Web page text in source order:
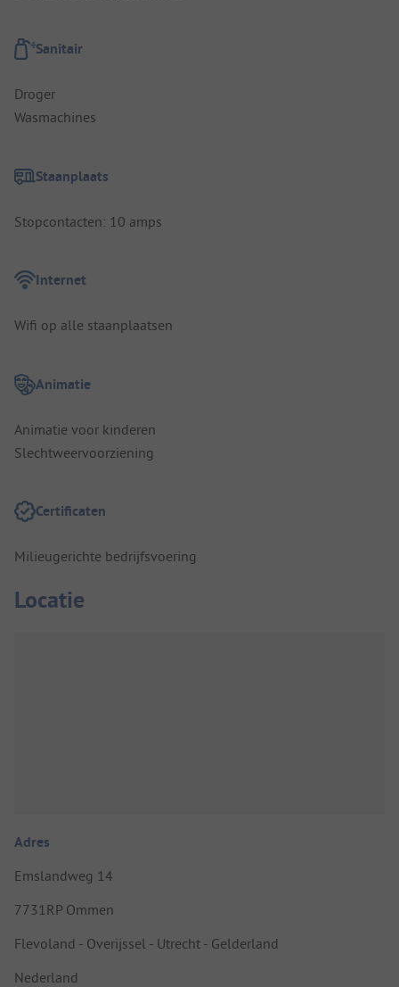
Sanitair
Droger
Wasmachines
Staanplaats
Stopcontacten: 10 amps
Internet
Wifi op alle staanplaatsen
Animatie
Animatie voor kinderen
Slechtweervoorziening
Certificaten
Milieugerichte bedrijfsvoering
Locatie
Adres
Emslandweg 14
7731RP Ommen
Flevoland - Overijssel - Utrecht - Gelderland
Nederland